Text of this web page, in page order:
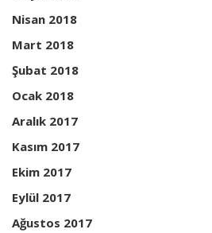
Nisan 2018
Mart 2018
Şubat 2018
Ocak 2018
Aralık 2017
Kasım 2017
Ekim 2017
Eylül 2017
Ağustos 2017